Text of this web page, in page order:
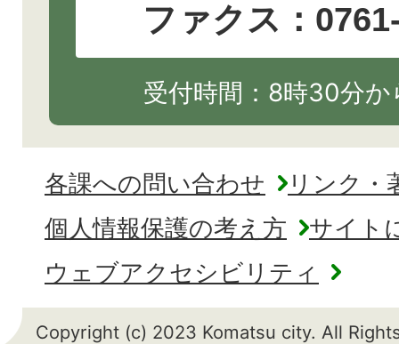
ファクス：
受付時間：8時30分
各課への問い合わせ
リンク・
個人情報保護の考え方
サイト
ウェブアクセシビリティ
Copyright (c) 2023 Komatsu city. All